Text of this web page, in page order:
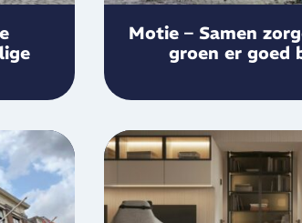
Motie – Samen
groen er goed